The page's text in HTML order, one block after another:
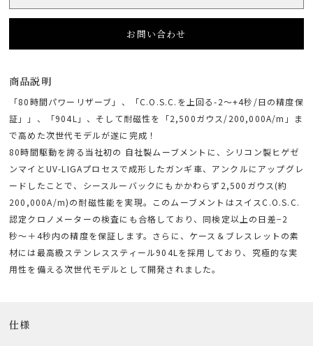
お問い合わせ
商品説明
「80時間パワーリザーブ」、「C.O.S.C.を上回る-2～+4秒/日の精度保
証」」、「904L」、そして耐磁性を「2,500ガウス/200,000A/m」ま
で高めた次世代モデルが遂に完成！
80時間駆動を誇る当社初の 自社製ムーブメントに、シリコン製ヒゲゼ
ンマイとUV-LIGAプロセスで成形したガンギ車、アンクルにアップグレ
ードしたことで、シースルーバックにもかかわらず2,500ガウス(約
200,000A/m)の耐磁性能を実現。このムーブメントはスイスC.O.S.C.
認定クロノメーターの検査にも合格しており、同検定以上の日差−2
秒〜＋4秒内の精度を保証します。さらに、ケース＆ブレスレットの素
材には最高級ステンレススティール904Lを採用しており、究極的な実
用性を備える次世代モデルとして開発されました。
仕様